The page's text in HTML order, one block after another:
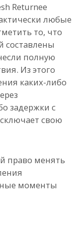
Returnee
любые
то, что
составлены
полную
Из этого
каких-либо
задержки с
свою
право менять
моменты